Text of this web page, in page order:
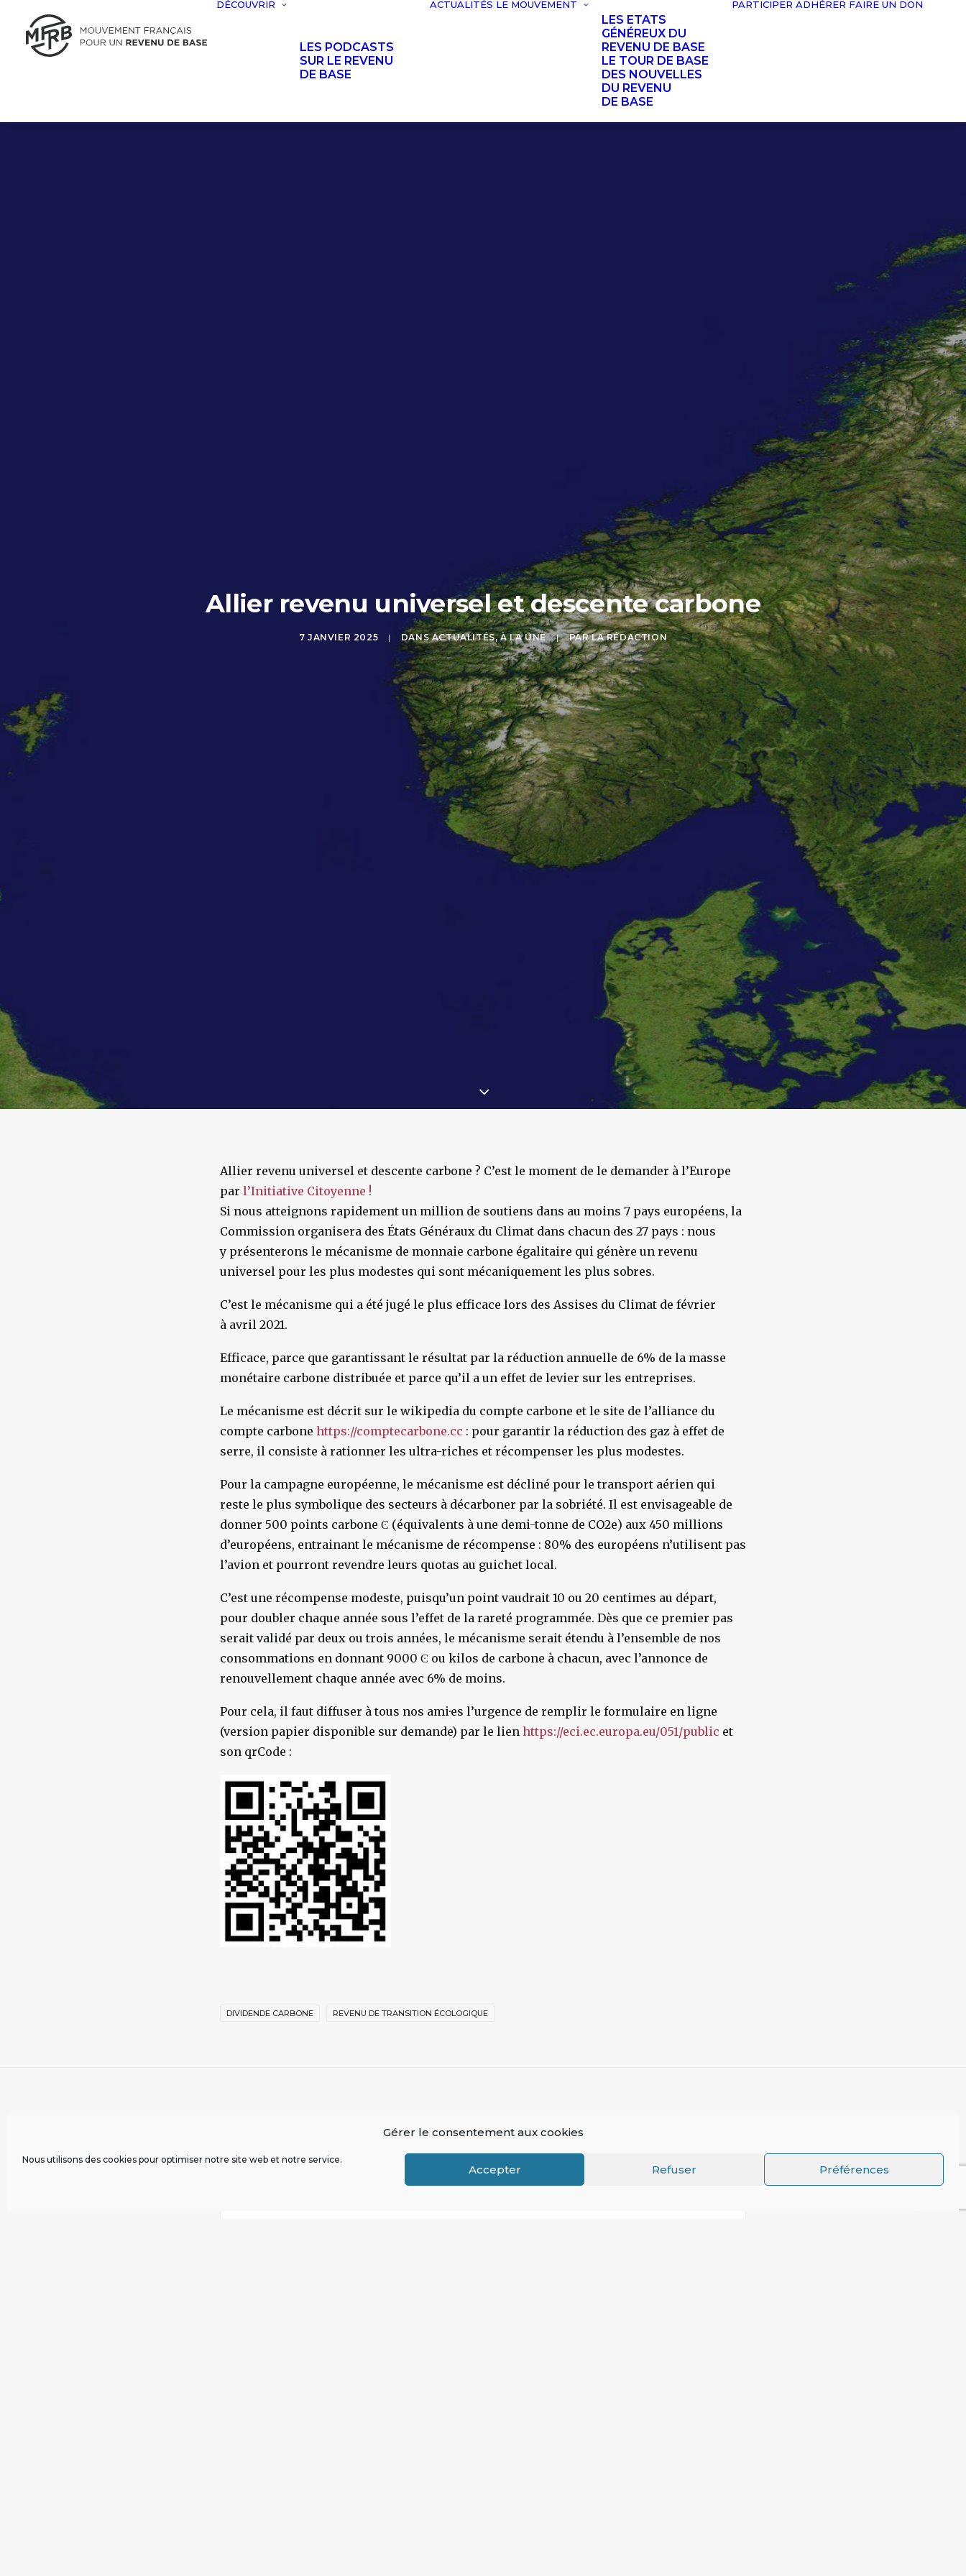
Gérer le consentement aux cookies
Nous utilisons des cookies pour optimiser notre site web et notre service.
Accepter Refuser Préférences
DÉCOUVRIR
LES PODCASTS
SUR LE REVENU
DE BASE
ACTUALITÉS LE MOUVEMENT
LES ETATS
GÉNÉREUX DU
REVENU DE BASE
LE TOUR DE BASE
DES NOUVELLES
DU REVENU
DE BASE
PARTICIPER ADHÉRER FAIRE UN DON
Allier revenu universel et descente carbone
7 JANVIER 2025 | DANSACTUALITÉS,À LA UNE | PARLA RÉDACTION
Allier revenu universel et descente carbone ? C’est le moment de le demander à l’Europe
par l’Initiative Citoyenne !
Si nous atteignons rapidement un million de soutiens dans au moins 7 pays européens, la
Commission organisera des États Généraux du Climat dans chacun des 27 pays : nous
y présenterons le mécanisme de monnaie carbone égalitaire qui génère un revenu
universel pour les plus modestes qui sont mécaniquement les plus sobres.
C’est le mécanisme qui a été jugé le plus efficace lors des Assises du Climat de février
à avril 2021.
Efficace, parce que garantissant le résultat par la réduction annuelle de 6% de la masse
monétaire carbone distribuée et parce qu’il a un effet de levier sur les entreprises.
Le mécanisme est décrit sur le wikipedia du compte carbone et le site de l’alliance du
compte carbone https://comptecarbone.cc : pour garantir la réduction des gaz à effet de
serre, il consiste à rationner les ultra-riches et récompenser les plus modestes.
Pour la campagne européenne, le mécanisme est décliné pour le transport aérien qui
reste le plus symbolique des secteurs à décarboner par la sobriété. Il est envisageable de
donner 500 points carbone Ͼ (équivalents à une demi-tonne de CO2e) aux 450 millions
d’européens, entrainant le mécanisme de récompense : 80% des européens n’utilisent pas
l’avion et pourront revendre leurs quotas au guichet local.
C’est une récompense modeste, puisqu’un point vaudrait 10 ou 20 centimes au départ,
pour doubler chaque année sous l’effet de la rareté programmée. Dès que ce premier pas
serait validé par deux ou trois années, le mécanisme serait étendu à l’ensemble de nos
consommations en donnant 9000 Ͼ ou kilos de carbone à chacun, avec l’annonce de
renouvellement chaque année avec 6% de moins.
Pour cela, il faut diffuser à tous nos ami·es l’urgence de remplir le formulaire en ligne
(version papier disponible sur demande) par le lien https://eci.ec.europa.eu/051/public et
son qrCode :
DIVIDENDE CARBONE REVENU DE TRANSITION ÉCOLOGIQUE